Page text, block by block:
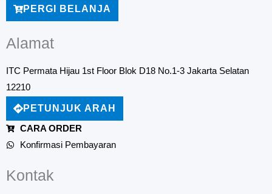
PERGI BELANJA
Alamat
ITC Permata Hijau 1st Floor Blok D18 No.1-3 Jakarta Selatan
12210
PETUNJUK ARAH
CARA ORDER
Konfirmasi Pembayaran
Kontak